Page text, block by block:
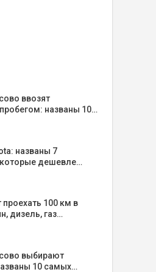
ввозят
названы 10…
названы 7
дешевле…
100 км в
дизель, газ…
выбирают
10 самых…